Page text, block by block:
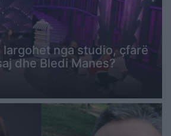
largohet nga studio, çfarë
dhe Bledi Manes?